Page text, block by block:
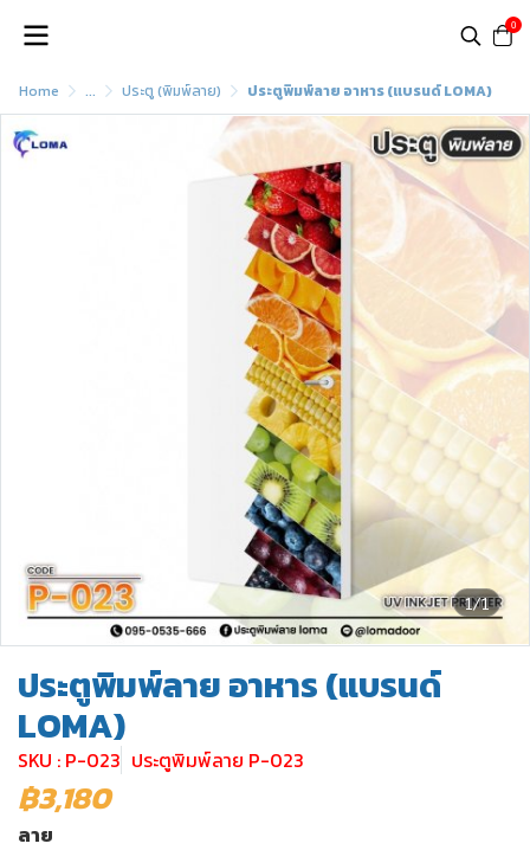
0
Home ... ประตู (พิมพ์ลาย) ประตูพิมพ์ลาย อาหาร (แบรนด์ LOMA)
1/1
ประตูพิมพ์ลาย อาหาร (แบรนด์
LOMA)
SKU : P-023 ประตูพิมพ์ลาย P-023
฿3,180
ลาย